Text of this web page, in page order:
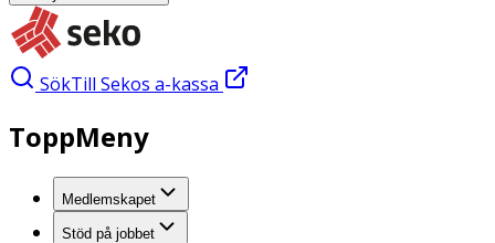
SökTill Sekos a-kassa
ToppMeny
Medlemskapet
Stöd på jobbet